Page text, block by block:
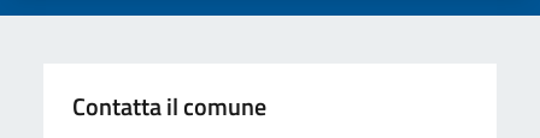
Contatta il comune